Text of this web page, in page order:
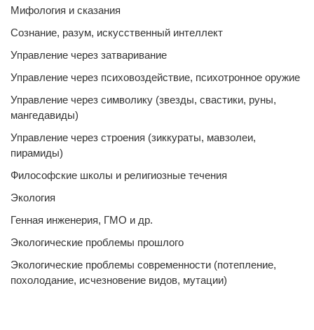
Мифология и сказания
Сознание, разум, искусственный интеллект
Управление через затваривание
Управление через психовоздействие, психотронное оружие
Управление через символику (звезды, свастики, руны,
мангедавиды)
Управление через строения (зиккураты, мавзолеи,
пирамиды)
Философские школы и религиозные течения
Экология
Генная инженерия, ГМО и др.
Экологические проблемы прошлого
Экологические проблемы современности (потепление,
похолодание, исчезновение видов, мутации)